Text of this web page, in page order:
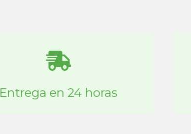
Entrega en 24 horas